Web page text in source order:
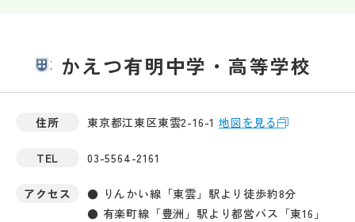
かえつ有明中学・高等学校
住所 東京都江東区東雲2-16-1 地図を見る
TEL 03-5564-2161
アクセス
● りんかい線「東雲」駅より徒歩約8分
● 有楽町線「豊洲」駅より都営バス「東16」